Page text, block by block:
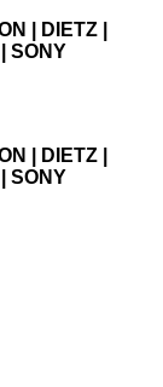
| DIETZ |
SONY
| DIETZ |
SONY